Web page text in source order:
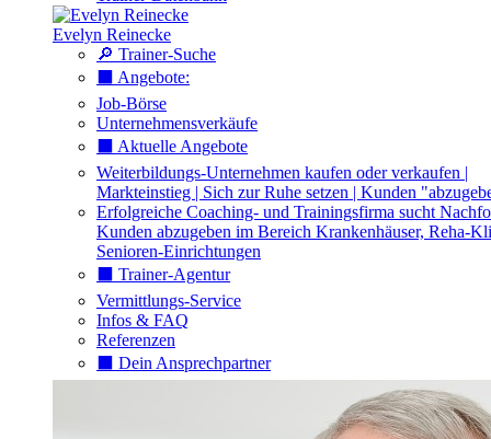
Evelyn Reinecke
🔎 Trainer-Suche
⬛️ Angebote:
Job-Börse
Unternehmensverkäufe
⬛️ Aktuelle Angebote
Weiterbildungs-Unternehmen kaufen oder verkaufen |
Markteinstieg | Sich zur Ruhe setzen | Kunden
Erfolgreiche Coaching- und Trainingsfirma sucht
Kunden abzugeben im Bereich Krankenhäuser, Reha-
Senioren-Einrichtungen
⬛️ Trainer-Agentur
Vermittlungs-Service
Infos & FAQ
Referenzen
⬛️ Dein Ansprechpartner